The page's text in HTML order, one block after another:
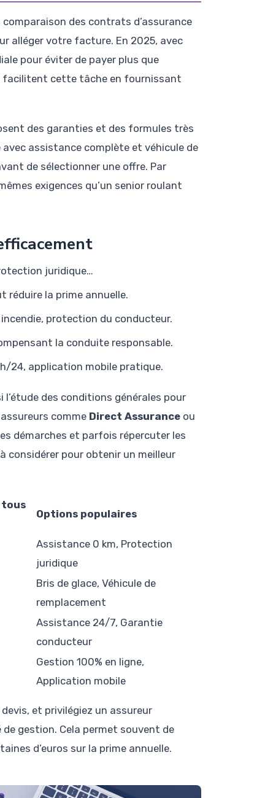
des contrats d’assurance
alléger votre facture. En 2025, avec
pour éviter de payer plus que
facilitent cette tâche en fournissant
des garanties et des formules très
assistance complète et véhicule de
de sélectionner une offre. Par
exigences qu’un senior roulant
juridique…
réduire la prime annuelle.
protection du conducteur.
la conduite responsable.
24, application mobile pratique.
des conditions générales pour
comme Direct Assurance ou
démarches et parfois répercuter les
considérer pour obtenir un meilleur
tous
Options populaires
Assistance 0 km, Protection
juridique
Bris de glace, Véhicule de
remplacement
Assistance 24/7, Garantie
conducteur
Gestion 100% en ligne,
Application mobile
et privilégiez un assureur
gestion. Cela permet souvent de
d’euros sur la prime annuelle.